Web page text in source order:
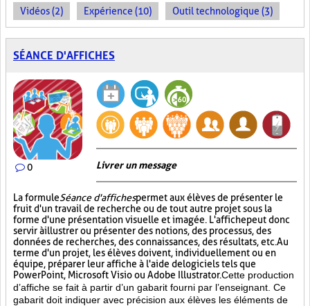
Vidéos (2) Expérience (10) Outil technologique (3)
SÉANCE D'AFFICHES
0 Livrer un message
La formuleSéance d'affichespermet aux élèves de présenter le
fruit d'un travail de recherche ou de tout autre projet sous la
forme d'une présentation visuelle et imagée. L'affichepeut donc
servir à illustrer ou présenter des notions, des processus, des
données de recherches, des connaissances, des résultats, etc. Au
terme d'un projet, les élèves doivent, individuellement ou en
équipe, préparer leur affiche à l'aide de logiciels tels que
PowerPoint, Microsoft Visio ou Adobe Illustrator.Cette production
d’affiche se fait à partir d’un gabarit fourni par l’enseignant. Ce
gabarit doit indiquer avec précision aux élèves les éléments de